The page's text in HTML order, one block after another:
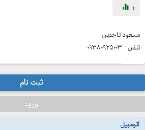
1
مسعود تاجدین
تلفن : ۰۹۳۸۰۹۲۵۰۰۳
ثبت نام
ورود
اتومبیل